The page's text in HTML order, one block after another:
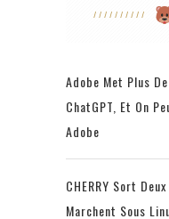
Adobe Met Plus
ChatGPT, Et On
Adobe
CHERRY Sort
Marchent Sous